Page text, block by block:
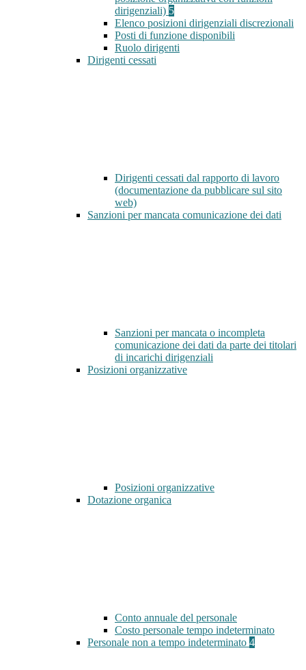
dirigenziali) 5
Elenco posizioni dirigenziali discrezionali
Posti di funzione disponibili
Ruolo dirigenti
Dirigenti cessati
Dirigenti cessati dal rapporto di lavoro
(documentazione da pubblicare sul sito
web)
Sanzioni per mancata comunicazione dei dati
Sanzioni per mancata o incompleta
comunicazione dei dati da parte dei titolari
di incarichi dirigenziali
Posizioni organizzative
Posizioni organizzative
Dotazione organica
Conto annuale del personale
Costo personale tempo indeterminato
Personale non a tempo indeterminato 4